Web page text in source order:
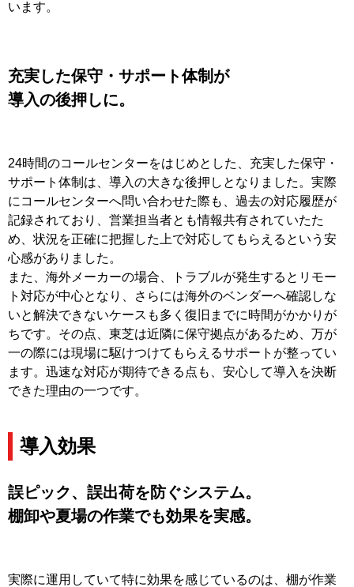
います。
充実した保守・サポート体制が
導入の後押しに。
24時間のコールセンターをはじめとした、充実した保守・
サポート体制は、導入の大きな後押しとなりました。実際
にコールセンターへ問い合わせた際も、過去の対応履歴が
記録されており、営業担当者とも情報共有されていたた
め、状況を正確に把握した上で対応してもらえるという安
心感がありました。​
また、海外メーカーの場合、トラブルが発生するとリモー
ト対応が中心となり、さらには海外のベンダーへ確認しな
いと解決できないケースも多く復旧までに時間がかかりが
ちです。その点、東芝は近隣に保守拠点があるため、万が
一の際には現場に駆けつけてもらえるサポートが整ってい
ます。迅速な対応が期待できる点も、安心して導入を決断
できた理由の一つです。​
導入効果
誤ピック、誤出荷を防ぐシステム。
棚卸や夏場の作業でも効果を実感。
実際に運用していて特に効果を感じているのは、棚が作業